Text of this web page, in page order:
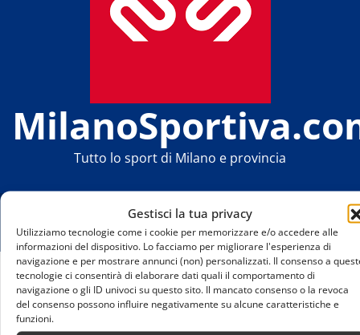
Gestisci la tua privacy
Utilizziamo tecnologie come i cookie per memorizzare e/o accedere alle
informazioni del dispositivo. Lo facciamo per migliorare l'esperienza di
navigazione e per mostrare annunci (non) personalizzati. Il consenso a
tecnologie ci consentirà di elaborare dati quali il comportamento di
navigazione o gli ID univoci su questo sito. Il mancato consenso o la revoca
del consenso possono influire negativamente su alcune caratteristiche e
funzioni.
Tutto lo sport di Milano e provincia
Home
Attrezzatura per ciclismo su pista: dove
acquistarla a Milano